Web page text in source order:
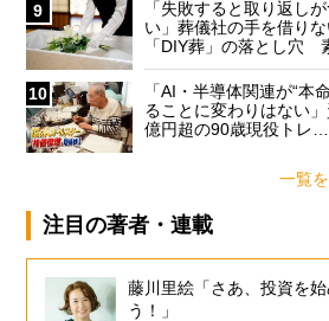
9
「失敗すると取り返し
い」葬儀社の手を借り
「DIY葬」の落とし穴
に…
10
「AI・半導体関連が“本
ることに変わりはない
億円超の90歳現役トレ…
一覧
注目の著者・連載
藤川里絵「さあ、投資を始
う！」